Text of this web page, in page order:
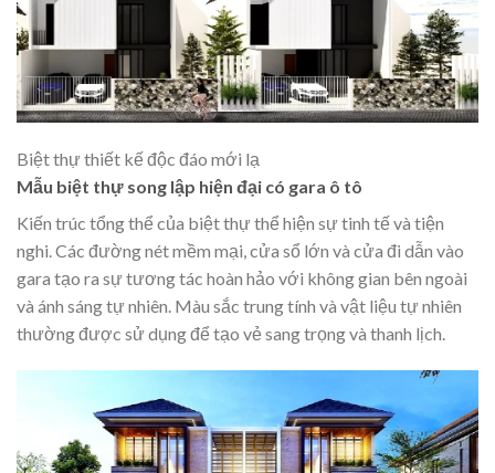
Biệt thự thiết kế độc đáo mới lạ
Mẫu biệt thự song lập hiện đại có gara ô tô
Kiến trúc tổng thể của biệt thự thể hiện sự tinh tế và tiện
nghi. Các đường nét mềm mại, cửa sổ lớn và cửa đi dẫn vào
gara tạo ra sự tương tác hoàn hảo với không gian bên ngoài
và ánh sáng tự nhiên. Màu sắc trung tính và vật liệu tự nhiên
thường được sử dụng để tạo vẻ sang trọng và thanh lịch.